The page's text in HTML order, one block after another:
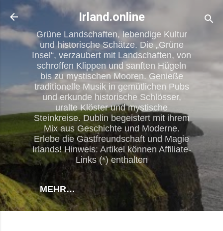
Direkt zum Hauptbereich
Irland.online
Grüne Landschaften, lebendige Kultur
und historische Schätze. Die „Grüne
Insel“, verzaubert mit Landschaften, von
schroffen Klippen und sanften Hügeln
bis zu mystischen Mooren. Genieße
traditionelle Musik in gemütlichen Pubs
und erkunde historische Schlösser,
uralte Klöster und mystische
Steinkreise. Dublin begeistert mit ihrem
Mix aus Geschichte und Moderne.
Erlebe die Gastfreundschaft und Magie
Irlands! Hinweis: Artikel können Affiliate-
Links (*) enthalten
MEHR…